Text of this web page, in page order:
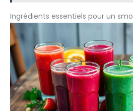
Ingrédients essentiels pour un